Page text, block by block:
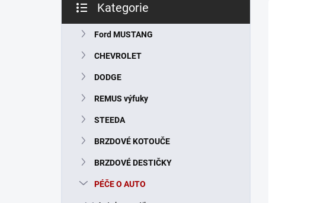
s
kategorie
Kategorie
Ford MUSTANG
CHEVROLET
DODGE
REMUS výfuky
STEEDA
BRZDOVÉ KOTOUČE
BRZDOVÉ DESTIČKY
PÉČE O AUTO